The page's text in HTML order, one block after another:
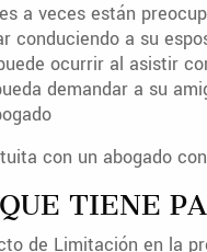
a veces están
conduciendo a su
ocurrir al asistir
demandar a su
con un abogado
TIENE
de Limitación en la